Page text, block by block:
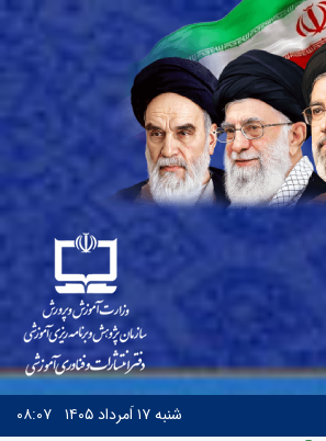
شنبه۱۷ اَمرداد ۱۴۰۵ ۰۸:۰۷